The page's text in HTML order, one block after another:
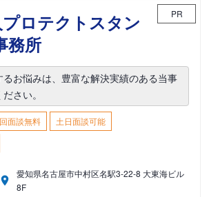
ロテクトスタン
務所
PR
お悩みは、豊富な解決実績のある当事
さい。
面談無料
土日面談可能
愛知県名古屋市中村区名駅3-22-8 大東海ビル
8F